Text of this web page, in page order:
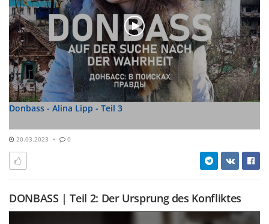
Donbass - Alina Lipp - Teil 3
20.03.2023 0
DONBASS | Teil 2: Der Ursprung des Konfliktes